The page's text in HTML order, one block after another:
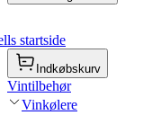
startside
Indkøbskurv
Vintilbehør
Vinkølere